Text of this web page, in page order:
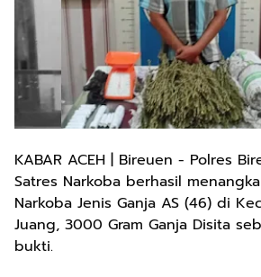
KABAR ACEH | Bireuen - Polres
Satres Narkoba berhasil
Narkoba Jenis Ganja AS (46) di
Juang, 3000 Gram Ganja Disita
bukti.